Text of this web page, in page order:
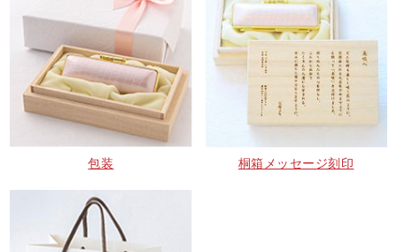
包装 桐箱メッセージ刻印